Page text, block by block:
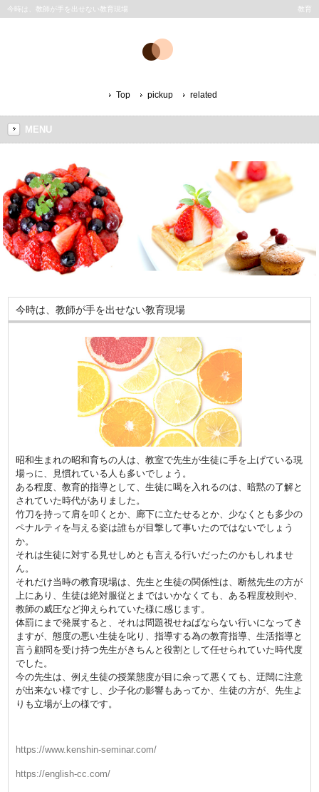
今時は、教師が手を出せない教育現場 教育
Top pickup related
MENU
今時は、教師が手を出せない教育現場
昭和生まれの昭和育ちの人は、教室で先生が生徒に手を上げている現
場っに、見慣れている人も多いでしょう。
ある程度、教育的指導として、生徒に喝を入れるのは、暗黙の了解と
されていた時代がありました。
竹刀を持って肩を叩くとか、廊下に立たせるとか、少なくとも多少の
ペナルティを与える姿は誰もが目撃して事いたのではないでしょう
か。
それは生徒に対する見せしめとも言える行いだったのかもしれませ
ん。
それだけ当時の教育現場は、先生と生徒の関係性は、断然先生の方が
上にあり、生徒は絶対服従とまではいかなくても、ある程度校則や、
教師の威圧など抑えられていた様に感じます。
体罰にまで発展すると、それは問題視せねばならない行いになってき
ますが、態度の悪い生徒を叱り、指導する為の教育指導、生活指導と
言う顧問を受け持つ先生がきちんと役割として任せられていた時代度
でした。
今の先生は、例え生徒の授業態度が目に余って悪くても、迂闊に注意
が出来ない様ですし、少子化の影響もあってか、生徒の方が、先生よ
りも立場が上の様です。
https://www.kenshin-seminar.com/
https://english-cc.com/